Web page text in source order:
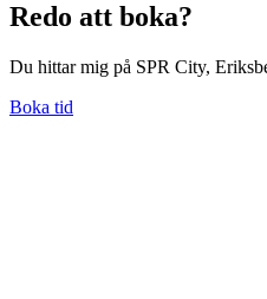
Redo att boka?
Du hittar mig på SPR City,
Boka tid